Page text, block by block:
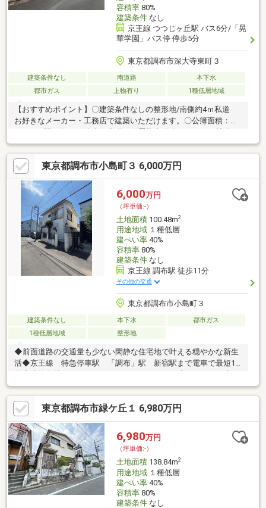
容積率80%
建築条件なし
京王線 つつじヶ丘駅 バス6分/「晃
華学園」バス停 停歩5分
東京都調布市深大寺東町３
建築条件なし 南道路
本下水
都市ガス
上物有り 1種低層地域
【おすすめポイント】〇建築条件なしの整形地/南側約4ｍ私道
お好きなメーカー・工務店で建築いただけます。〇公簿面積：
り〇周辺商業施設が揃っており、住環境良好（マツモトキヨシ調
布深大寺店：徒歩約1分・トップフレッシュマーケット深大寺店：
徒歩約3分 他）第一種低層住居専用地域（建蔽率：40％ 容積
率：80％）〇南側道路のため日当り・通風良好です。※既存建物
について等、諸条件ご相談ください。
東京都調布市小島町３ 6,000万円
6,000万円
（坪単価:-）
土地面積100.48m2
用途地域１種低層
建ぺい率40%
容積率80%
建築条件なし
京王線 調布駅 徒歩11分
その他の交通
東京都調布市小島町３
建築条件なし 本下水
都市ガス
1種低層地域
整形地
◆前面道路の交通量も少ない閑静な住宅地で叶える穏やかな新生
活◆京王線 特急停車駅 「調布」駅 新宿駅まで電車で最短18
地渡し
東京都調布市緑ケ丘１ 6,980万円
6,980万円
（坪単価:-）
土地面積138.84m2
用途地域１種低層
建ぺい率40%
容積率80%
建築条件なし